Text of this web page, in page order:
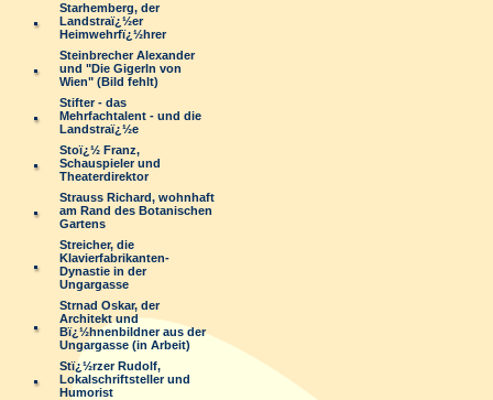
Starhemberg, der
Landstraï¿½er
Heimwehrfï¿½hrer
Steinbrecher Alexander
und "Die Gigerln von
Wien" (Bild fehlt)
Stifter - das
Mehrfachtalent - und die
Landstraï¿½e
Stoï¿½ Franz,
Schauspieler und
Theaterdirektor
Strauss Richard, wohnhaft
am Rand des Botanischen
Gartens
Streicher, die
Klavierfabrikanten-
Dynastie in der
Ungargasse
Strnad Oskar, der
Architekt und
Bï¿½hnenbildner aus der
Ungargasse (in Arbeit)
Stï¿½rzer Rudolf,
Lokalschriftsteller und
Humorist